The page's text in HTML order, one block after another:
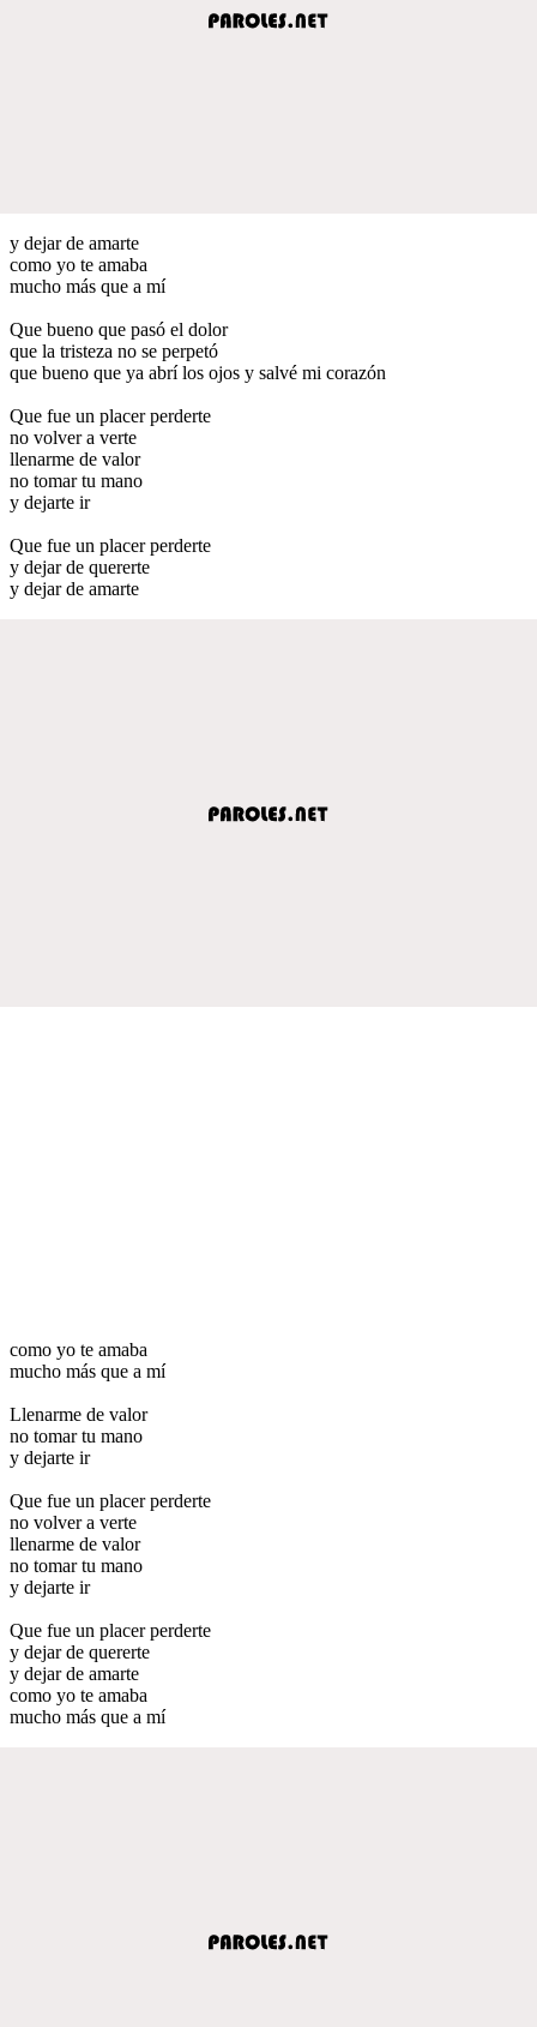
y dejar de amarte
como yo te amaba
mucho más que a mí
Que bueno que pasó el dolor
que la tristeza no se perpetó
que bueno que ya abrí los ojos y salvé mi corazón
Que fue un placer perderte
no volver a verte
llenarme de valor
no tomar tu mano
y dejarte ir
Que fue un placer perderte
y dejar de quererte
y dejar de amarte
como yo te amaba
mucho más que a mí
Llenarme de valor
no tomar tu mano
y dejarte ir
Que fue un placer perderte
no volver a verte
llenarme de valor
no tomar tu mano
y dejarte ir
Que fue un placer perderte
y dejar de quererte
y dejar de amarte
como yo te amaba
mucho más que a mí